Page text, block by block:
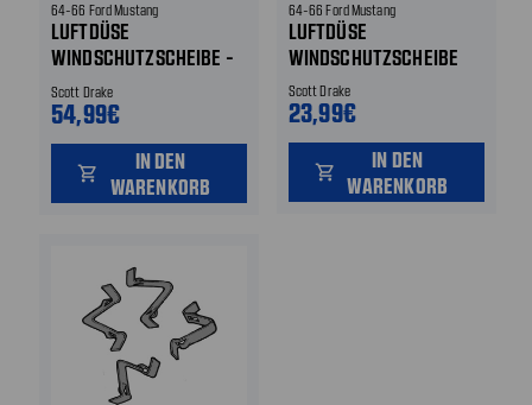
64-66 Ford Mustang
LUFTDÜSE
WINDSCHUTZSCHEIBE -
SET
Scott Drake
54,99€
shopping_cart
IN DEN
WARENKORB
64-66 Ford Mustang
LUFTDÜSE
WINDSCHUTZSCHEIBE
Scott Drake
23,99€
shopping_cart
IN DEN
WARENKORB